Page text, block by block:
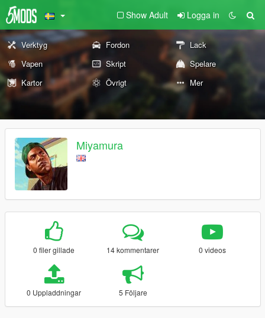
Show Adult Logga in
Verktyg Fordon
Lack
Vapen
Skript
Spelare
Kartor
Övrigt Mer
Miyamura
0 filer gillade 14 kommentarer 0 videos
0 Uppladdningar 5 Följare